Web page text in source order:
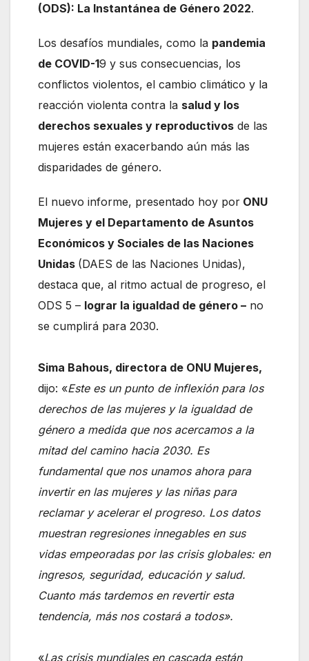
(ODS): La Instantánea de Género 2022.
Los desafíos mundiales, como la pandemia
de COVID-19 y sus consecuencias, los
conflictos violentos, el cambio climático y la
reacción violenta contra la salud y los
derechos sexuales y reproductivos de las
mujeres están exacerbando aún más las
disparidades de género.
El nuevo informe, presentado hoy por ONU
Mujeres y el Departamento de Asuntos
Económicos y Sociales de las Naciones
Unidas (DAES de las Naciones Unidas),
destaca que, al ritmo actual de progreso, el
ODS 5 – lograr la igualdad de género – no
se cumplirá para 2030.
Sima Bahous, directora de ONU Mujeres,
dijo: «Este es un punto de inflexión para los
derechos de las mujeres y la igualdad de
género a medida que nos acercamos a la
mitad del camino hacia 2030. Es
fundamental que nos unamos ahora para
invertir en las mujeres y las niñas para
reclamar y acelerar el progreso. Los datos
muestran regresiones innegables en sus
vidas empeoradas por las crisis globales: en
ingresos, seguridad, educación y salud.
Cuanto más tardemos en revertir esta
tendencia, más nos costará a todos».
«Las crisis mundiales en cascada están